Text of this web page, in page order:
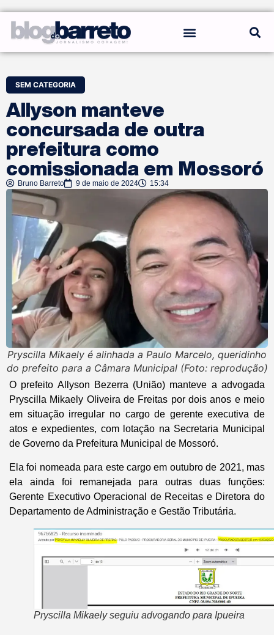
SEM CATEGORIA
Allyson manteve
concursada de outra
prefeitura como
comissionada em Mossoró
Bruno Barreto 9 de maio de 2024 15:34
Pryscilla Mikaely é alinhada a Paulo Marcelo, queridinho
do prefeito para a Câmara Municipal (Foto: reprodução)
O prefeito Allyson Bezerra (União) manteve a advogada
Pryscilla Mikaely Oliveira de Freitas por dois anos e meio
em situação irregular no cargo de gerente executiva de
atos e expedientes, com lotação na Secretaria Municipal
de Governo da Prefeitura Municipal de Mossoró.
Ela foi nomeada para este cargo em outubro de 2021, mas
ela ainda foi remanejada para outras duas funções:
Gerente Executivo Operacional de Receitas e Diretora do
Departamento de Administração e Gestão Tributária.
Pryscilla Mikaely seguiu advogando para Ipueira